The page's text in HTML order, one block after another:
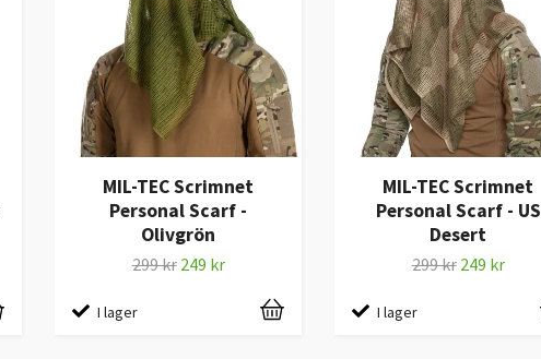
MIL-TEC Scrimnet
Personal Scarf -
Olivgrön
299 kr 249 kr
I lager
MIL-TEC Scrimnet
Personal Scarf - US
Desert
299 kr 249 kr
I lager